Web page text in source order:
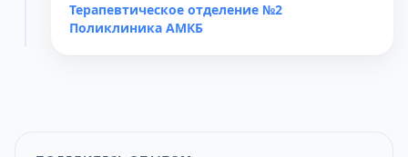
Терапевтическое отделение №2
Поликлиника АМКБ